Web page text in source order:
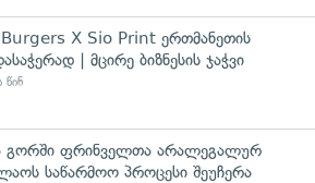
X Sio Print ერთმანეთის
| მცირე ბიზნესის ჯაჭვი
წინ
გორში ფრინველთა არალეგალურ
საწარმოო პროცესი შეუჩერა